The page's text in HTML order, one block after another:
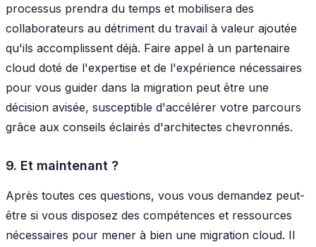
processus prendra du temps et mobilisera des
collaborateurs au détriment du travail à valeur ajoutée
qu'ils accomplissent déjà. Faire appel à un partenaire
cloud doté de l'expertise et de l'expérience nécessaires
pour vous guider dans la migration peut être une
décision avisée, susceptible d'accélérer votre parcours
grâce aux conseils éclairés d'architectes chevronnés.
9. Et maintenant ?
Après toutes ces questions, vous vous demandez peut-
être si vous disposez des compétences et ressources
nécessaires pour mener à bien une migration cloud. Il